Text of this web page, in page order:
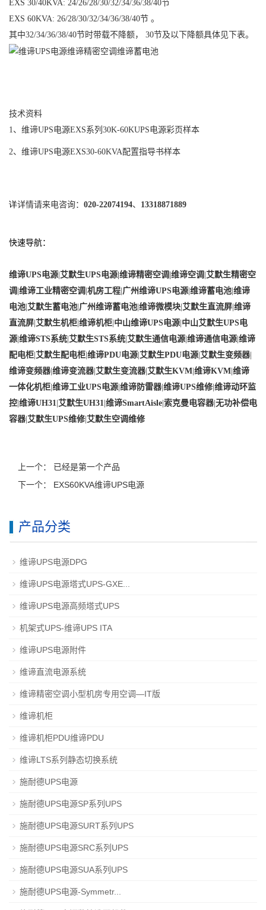
EXS 30/40KVA: 24/26/28/30/32/34/36/38/40节
EXS 60KVA: 26/28/30/32/34/36/38/40节 。
其中32/34/36/38/40节时带载不降额， 30节及以下降额具体见下表。
技术资料
1、 维谛UPS电源EXS系列30K-60KUPS电源彩页样本
2、 维谛UPS电源EXS30-60KVA配置指导书样本
详详情请来电咨询： 020-22074194、 13318871889
快速导航：
维谛UPS电源 艾默生UPS电源 维谛精密空调 维谛空调 艾默生精密空
调 维谛工业精密空调 机房工程 广州维谛UPS电源 维谛蓄电池 维谛
电池 艾默生蓄电池 广州维谛蓄电池 维谛微模块 艾默生直流屏 维谛
直流屏 艾默生机柜 维谛机柜 中山维谛UPS电源 中山艾默生UPS电
源 维谛STS系统 艾默生STS系统 艾默生通信电源 维谛通信电源 维谛
配电柜 艾默生配电柜 维谛PDU电源 艾默生PDU电源 艾默生变频器|
维谛变频器|维谛变流器| 艾默生变流器| 艾默生KVM 维谛KVM 维谛
一体化机柜 维谛工业UPS电源 维谛防雷器|维谛UPS维修|维谛动环监
控 维谛UH31 艾默生UH31 维谛SmartAisle 索克曼电容器|无功补偿电
容器| 艾默生UPS维修| 艾默生空调维修
上一个： 已经是第一个产品
下一个： EXS60KVA维谛UPS电源
产品分类
维谛UPS电源DPG
维谛UPS电源塔式UPS-GXE...
维谛UPS电源高频塔式UPS
机架式UPS-维谛UPS ITA
维谛UPS电源附件
维谛直流电源系统
维谛精密空调小型机房专用空调—IT版
维谛机柜
维谛机柜PDU维谛PDU
维谛LTS系列静态切换系统
施耐德UPS电源
施耐德UPS电源SP系列UPS
施耐德UPS电源SURT系列UPS
施耐德UPS电源SRC系列UPS
施耐德UPS电源SUA系列UPS
施耐德UPS电源-Symmetr...